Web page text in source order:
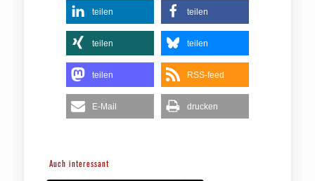
teilen teilen
teilen teilen
teilen RSS-feed
E-Mail drucken
Auch interessant